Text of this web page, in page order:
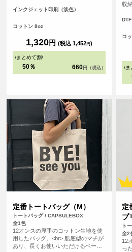
ち手が長く、肩にゆったりとかけて
容量で持ち歩きのしやすいバック
ます。
インクジェット印刷（淡色）
コットン 8oz
1,320円 (税込 1,452円)
\まとめて割/
50％ 660 円（税込）
収
ち
ら
コ
\ま
定番トートバッグ（M）
トートバッグ / CAPSULEBOX
全1色
12オンスの厚手のコットン生地を使
用したバッグ。<br> 船底型のマチが
あり、長くお使いいただけるベーシ
定
プ
ト
全2
12
っ